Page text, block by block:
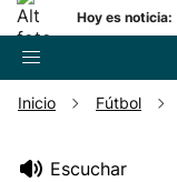
Hoy es noticia:
Inicio Fútbol
Escuchar